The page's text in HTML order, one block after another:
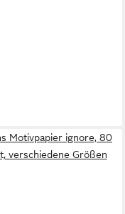
Motivpapier ignore, 80
verschiedene Größen